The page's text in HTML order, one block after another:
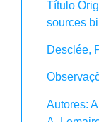
Título
sources
Desclée,
Autores: